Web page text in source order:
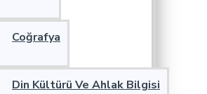
Coğrafya
Din Kültürü Ve Ahlak Bilgisi